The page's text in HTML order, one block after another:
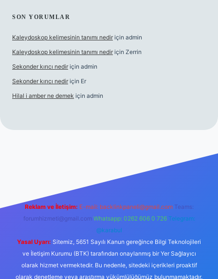
SON YORUMLAR
Kaleydoskop kelimesinin tanımı nedir için admin
Kaleydoskop kelimesinin tanımı nedir için Zerrin
Sekonder kırıcı nedir için admin
Sekonder kırıcı nedir için Er
Hilal i amber ne demek için admin
Reklam ve İletişim: E-mail: backlinkpaneli@gmail.com Teams:
forumhizmeti@gmail.com Whatsapp: 0262 606 0 726 Telegram:
@karabul
Yasal Uyarı: Sitemiz, 5651 Sayılı Kanun gereğince Bilgi Teknolojileri
ve İletişim Kurumu (BTK) tarafından onaylanmış bir Yer Sağlayıcı
olarak hizmet vermektedir. Bu nedenle, sitedeki içerikleri proaktif
olarak denetleme veya araştırma yükümlülüğümüz bulunmamaktadır.